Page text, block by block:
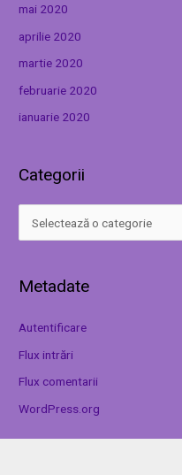
mai 2020
aprilie 2020
martie 2020
februarie 2020
ianuarie 2020
Categorii
Metadate
Autentificare
Flux intrări
Flux comentarii
WordPress.org